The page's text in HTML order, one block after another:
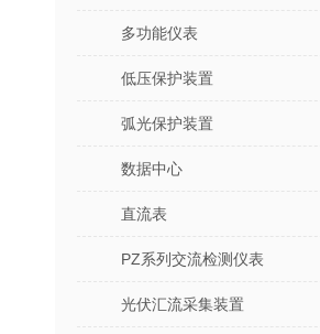
多功能仪表
低压保护装置
弧光保护装置
数据中心
直流表
PZ系列交流检测仪表
光伏汇流采集装置